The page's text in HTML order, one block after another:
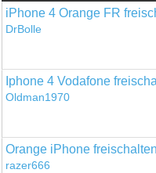
iPhone 4 Orange FR
DrBolle
Iphone 4 Vodafone
Oldman1970
Orange iPhone freischalten
razer666